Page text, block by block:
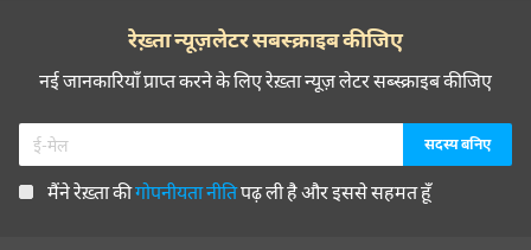
रेख़्ता न्यूज़लेटर सबस्क्राइब कीजिए
नई जानकारियाँ प्राप्त करने के लिए रेख़्ता न्यूज़ लेटर सब्स्क्राइब कीजिए
मैंने रेख़्ता कीगोपनीयता नीतिपढ़ ली है और इससे सहमत हूँ